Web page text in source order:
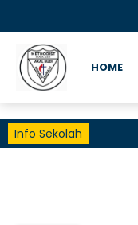
HOME
Info Sekolah